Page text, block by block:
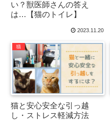
い？獣医師さんの答え
は…【猫のトイレ】
2023.11.20
猫
猫と安心安全な引っ越
し・ストレス軽減方法